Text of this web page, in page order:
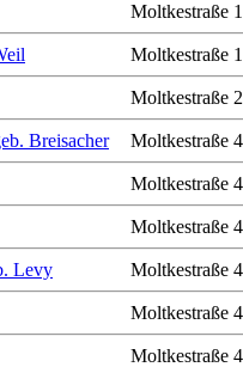
Moltkestraße
Moltkestraße
Moltkestraße
Breisacher Moltkestraße
Moltkestraße
Moltkestraße
Levy Moltkestraße
Moltkestraße
Moltkestraße